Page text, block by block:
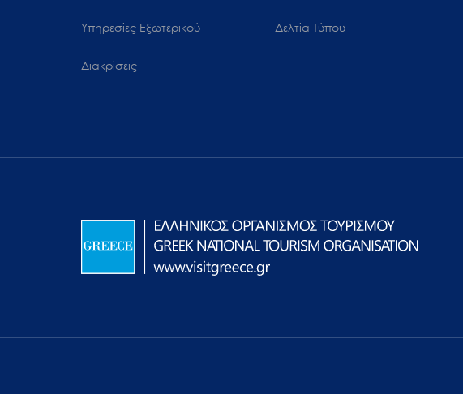
Υπηρεσίες Εξωτερικού
Διακρίσεις
Δελτία Τύπου